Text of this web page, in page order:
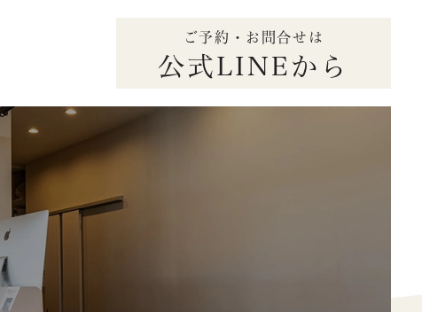
ご予約・お問合せは
公式LINEから